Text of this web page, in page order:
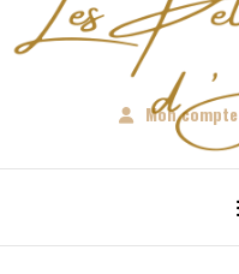
Mon compte